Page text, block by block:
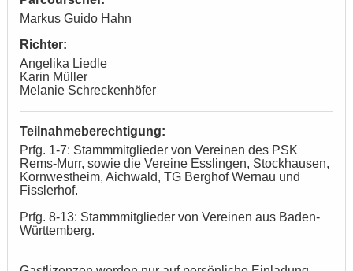
Markus Guido Hahn
Richter:
Angelika Liedle
Karin Müller
Melanie Schreckenhöfer
Teilnahmeberechtigung:
Prfg. 1-7: Stammmitglieder von Vereinen des PSK
Rems-Murr, sowie die Vereine Esslingen, Stockhausen,
Kornwestheim, Aichwald, TG Berghof Wernau und
Fisslerhof.
Prfg. 8-13: Stammmitglieder von Vereinen aus Baden-
Württemberg.